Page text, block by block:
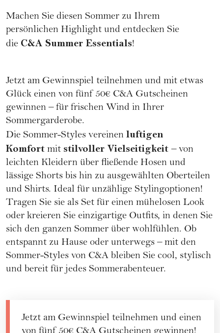
Machen Sie diesen Sommer zu Ihrem
persönlichen Highlight und entdecken Sie
die C&A Summer Essentials!
Jetzt am Gewinnspiel teilnehmen und mit etwas
Glück einen von fünf 50€ C&A Gutscheinen
gewinnen – für frischen Wind in Ihrer
Sommergarderobe.
Die Sommer-Styles vereinen luftigen
Komfort mit stilvoller Vielseitigkeit– von
leichten Kleidern über fließende Hosen und
lässige Shorts bis hin zu ausgewählten Oberteilen
und Shirts. Ideal für unzählige Stylingoptionen!
Tragen Sie sie als Set für einen mühelosen Look
oder kreieren Sie einzigartige Outfits, in denen Sie
sich den ganzen Sommer über wohlfühlen. Ob
entspannt zu Hause oder unterwegs – mit den
Sommer-Styles von C&A bleiben Sie cool, stylisch
und bereit für jedes Sommerabenteuer.
Jetzt am Gewinnspiel teilnehmen und einen